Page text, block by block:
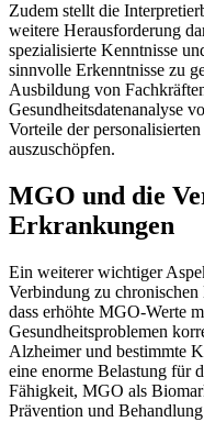
Zudem stellt die
weitere Herausforderung
spezialisierte Kenntnisse
sinnvolle Erkenntnisse zu
Ausbildung von
Gesundheitsdatenanalyse
Vorteile der
auszuschöpfen.
MGO und die
Erkrankungen
Ein weiterer wichtiger
Verbindung zu
dass erhöhte MGO-Werte
Gesundheitsproblemen
Alzheimer und bestimmte
eine enorme Belastung für
Fähigkeit, MGO als
Prävention und